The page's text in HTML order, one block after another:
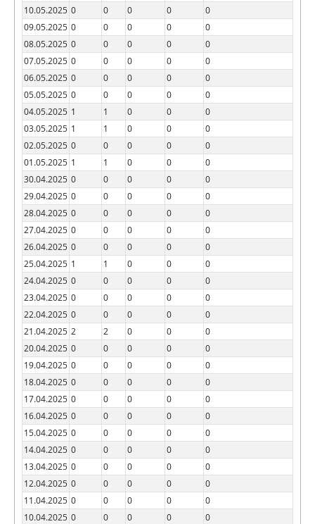
10.05.2025 0 0 0 0
0
09.05.2025 0 0 0 0
0
08.05.2025 0 0 0 0
0
07.05.2025 0 0 0 0
0
06.05.2025 0 0 0 0
0
05.05.2025 0 0 0 0
0
04.05.2025 1 1 0 0
0
03.05.2025 1 1 0 0
0
02.05.2025 0 0 0 0
0
01.05.2025 1 1 0 0
0
30.04.2025 0 0 0 0
0
29.04.2025 0 0 0 0
0
28.04.2025 0 0 0 0
0
27.04.2025 0 0 0 0
0
26.04.2025 0 0 0 0
0
25.04.2025 1 1 0 0
0
24.04.2025 0 0 0 0
0
23.04.2025 0 0 0 0
0
22.04.2025 0 0 0 0
0
21.04.2025 2 2 0 0
0
20.04.2025 0 0 0 0
0
19.04.2025 0 0 0 0
0
18.04.2025 0 0 0 0
0
17.04.2025 0 0 0 0
0
16.04.2025 0 0 0 0
0
15.04.2025 0 0 0 0
0
14.04.2025 0 0 0 0
0
13.04.2025 0 0 0 0
0
12.04.2025 0 0 0 0
0
11.04.2025 0 0 0 0
0
10.04.2025 0 0 0 0
0